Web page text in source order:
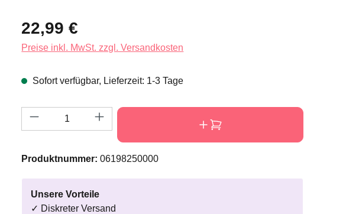
Regulärer Preis:
22,99 €
Preise inkl. MwSt. zzgl. Versandkosten
Sofort verfügbar, Lieferzeit: 1-3 Tage
Produkt Anzahl: Gib den gewünschten Wert ein
Produktnummer:06198250000
Unsere Vorteile
✓ Diskreter Versand